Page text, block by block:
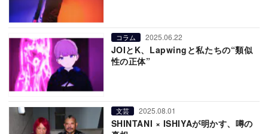
コラム 2025.06.22
JOIとK、Lapwingと私たちの“類似
性の正体”
文芸 2025.08.01
SHINTANI × ISHIYAが明かす、噂の